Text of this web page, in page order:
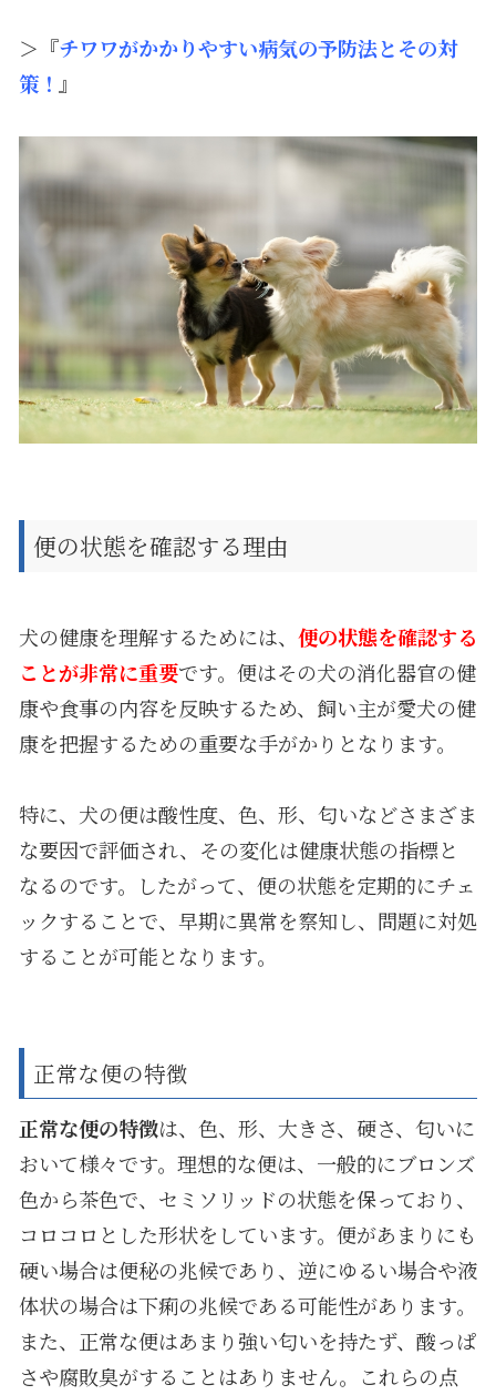
＞『チワワがかかりやすい病気の予防法とその対
策！ 』
便の状態を確認する理由
犬の健康を理解するためには、 便の状態を確認する
ことが非常に重要です。便はその犬の消化器官の健
康や食事の内容を反映するため、飼い主が愛犬の健
康を把握するための重要な手がかりとなります。
特に、犬の便は酸性度、色、形、匂いなどさまざま
な要因で評価され、その変化は健康状態の指標と
なるのです。したがって、便の状態を定期的にチェ
ックすることで、早期に異常を察知し、問題に対処
することが可能となります。
正常な便の特徴
正常な便の特徴は、色、形、大きさ、硬さ、匂いに
おいて様々です。理想的な便は、一般的にブロンズ
色から茶色で、セミソリッドの状態を保っており、
コロコロとした形状をしています。便があまりにも
硬い場合は便秘の兆候であり、逆にゆるい場合や液
体状の場合は下痢の兆候である可能性があります。
また、正常な便はあまり強い匂いを持たず、酸っぱ
さや腐敗臭がすることはありません。これらの点